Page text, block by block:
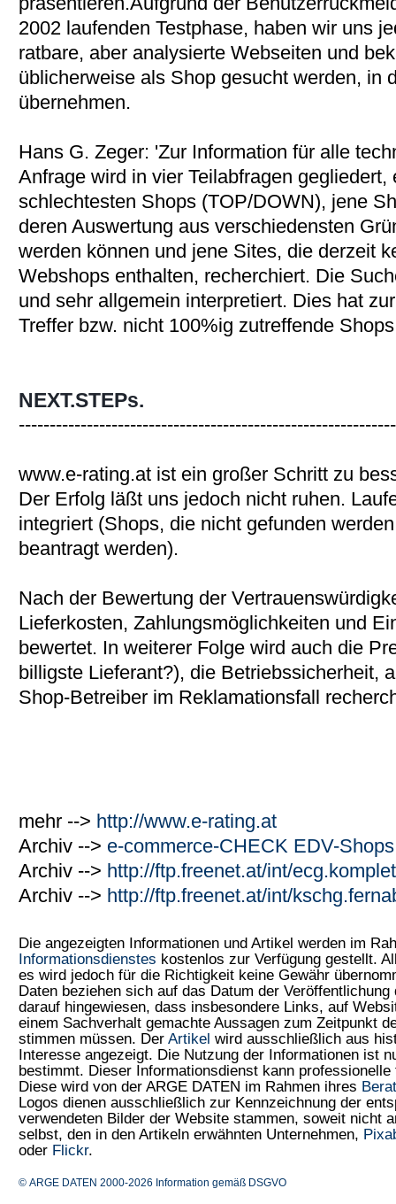
2002 laufenden Testphase, haben wir uns
ratbare, aber analysierte Webseiten und
üblicherweise als Shop gesucht werden, in
übernehmen.
Hans G. Zeger: 'Zur Information für alle
Anfrage wird in vier Teilabfragen
schlechtesten Shops (TOP/DOWN), jene
deren Auswertung aus verschiedensten
werden können und jene Sites, die derzeit
Webshops enthalten, recherchiert. Die
und sehr allgemein interpretiert. Dies hat
Treffer bzw. nicht 100%ig zutreffende
NEXT.STEPs.
www.e-rating.at ist ein großer Schritt zu
Der Erfolg läßt uns jedoch nicht ruhen.
integriert (Shops, die nicht gefunden
beantragt werden).
Nach der Bewertung der
Lieferkosten, Zahlungsmöglichkeiten und
bewertet. In weiterer Folge wird auch die
billigste Lieferant?), die Betriebssicherheit,
Shop-Betreiber im Reklamationsfall
mehr --> http://www.e-rating.at
Archiv --> e-commerce-CHECK EDV-
Archiv --> http://ftp.freenet.at/int/
Archiv --> http://ftp.freenet.at/int/
Die angezeigten Informationen und Artikel werden im
Informationsdienstes kostenlos zur Verfügung gestellt.
es wird jedoch für die Richtigkeit keine Gewähr
Daten beziehen sich auf das Datum der
darauf hingewiesen, dass insbesondere Links, auf
einem Sachverhalt gemachte Aussagen zum Zeitpunkt
stimmen müssen. Der Artikel wird ausschließlich aus
Interesse angezeigt. Die Nutzung der Informationen ist
bestimmt. Dieser Informationsdienst kann
Diese wird von der ARGE DATEN im Rahmen ihres
Logos dienen ausschließlich zur Kennzeichnung der
verwendeten Bilder der Website stammen, soweit nicht
selbst, den in den Artikeln erwähnten Unternehmen,
oder Flickr.
© ARGE DATEN 2000-2026 Information gemäß DSGVO